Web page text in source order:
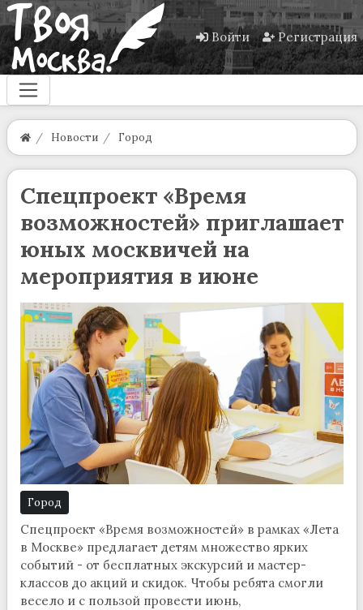
Войти Регистрация
Новости Город
Спецпроект «Время
возможностей» приглашает
юных москвичей на
мероприятия в июне
Город
Спецпроект «Время возможностей» в рамках «Лета
в Москве» предлагает детям множество ярких
событий - от бесплатных экскурсий и мастер-
классов до акций и скидок. Чтобы ребята смогли
весело и с пользой провести июнь,